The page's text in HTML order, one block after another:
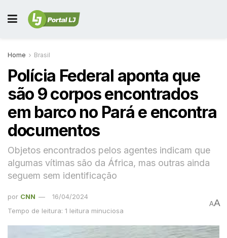
Home Brasil
Polícia Federal aponta que
são 9 corpos encontrados
em barco no Pará e encontra
documentos
Objetos encontrados pelos agentes indicam que
algumas vítimas são da África, mas outras ainda
seguem sem identificação
por CNN
16/04/2024
Tempo de leitura: 1 leitura minuciosa
AA